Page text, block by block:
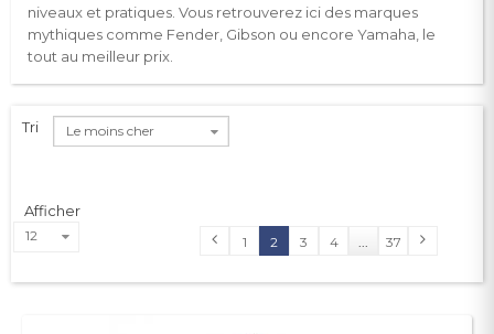
niveaux et pratiques. Vous retrouverez ici des marques
mythiques comme Fender, Gibson ou encore Yamaha, le
tout au meilleur prix.
1 2 3 4 37
Tri Le moins cher
Afficher
12